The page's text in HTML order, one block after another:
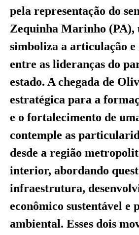
pela representação do
Zequinha Marinho (PA),
simboliza a articulação e
entre as lideranças do
estado. A chegada de
estratégica para a
e o fortalecimento de
contemple as
desde a região
interior, abordando
infraestrutura,
econômico sustentável e
ambiental. Esses dois